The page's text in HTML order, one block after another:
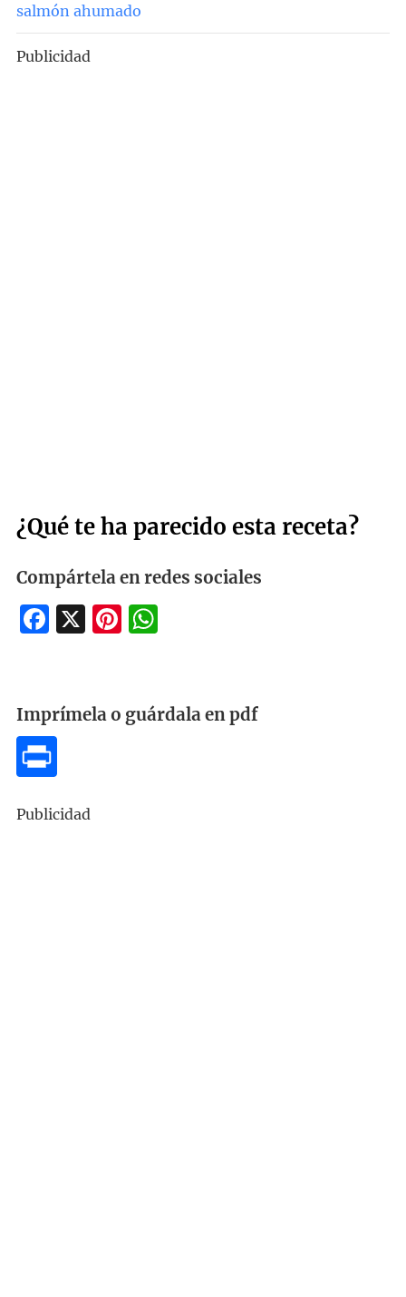
salmón ahumado
Publicidad
¿Qué te ha parecido esta receta?
Compártela en redes sociales
Facebook
X Pinterest
WhatsApp
Imprímela o guárdala en pdf
Publicidad